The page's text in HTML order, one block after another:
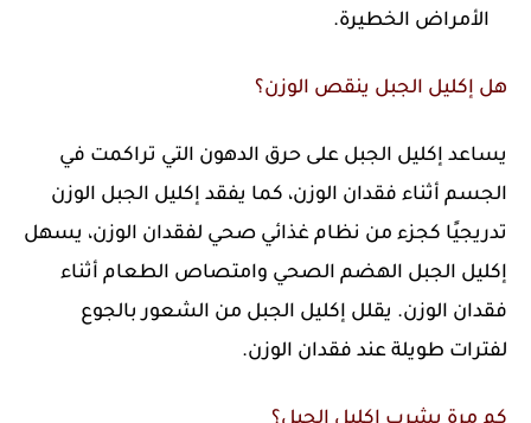
الأمراض الخطيرة.
هل إكليل الجبل ينقص الوزن؟
يساعد إكليل الجبل على حرق الدهون التي تراكمت في
الجسم أثناء فقدان الوزن، كما يفقد إكليل الجبل الوزن
تدريجيًا كجزء من نظام غذائي صحي لفقدان الوزن، يسهل
إكليل الجبل الهضم الصحي وامتصاص الطعام أثناء
فقدان الوزن. يقلل إكليل الجبل من الشعور بالجوع
لفترات طويلة عند فقدان الوزن.